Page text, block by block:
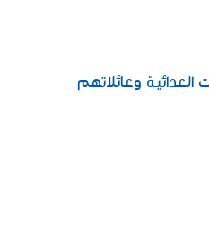
وعائلاتهم